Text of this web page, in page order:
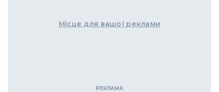
Місце для вашої реклами